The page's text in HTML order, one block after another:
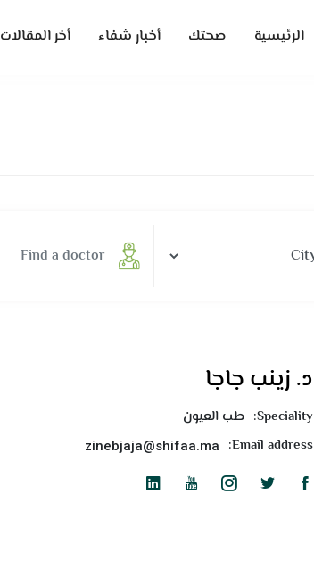
الرئيسية صحتك أخبار شفاء أخر المقالات
د. زينب جاجا
طب العيون Speciality:
zinebjaja@shifaa.ma Email address: